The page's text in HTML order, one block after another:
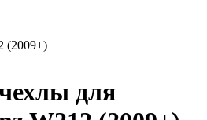
(2009+)
для